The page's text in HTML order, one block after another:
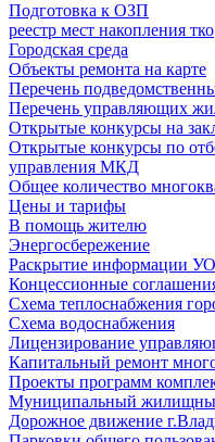
Подготовка к ОЗП
реестр мест накопления тко
Городская среда
Объекты ремонта на карте
Перечень
Перечень управляющих
Открытые конкурсы на
Открытые конкурсы по
управления МКД
Общее количество
Цены и тарифы
В помощь жителю
Энергосбережение
Раскрытие информации
Концессионные
Схема теплоснабжения
Схема водоснабжения
Лицензирование
Капитальный ремонт
Проекты программ
Муниципальный
Дорожное движение